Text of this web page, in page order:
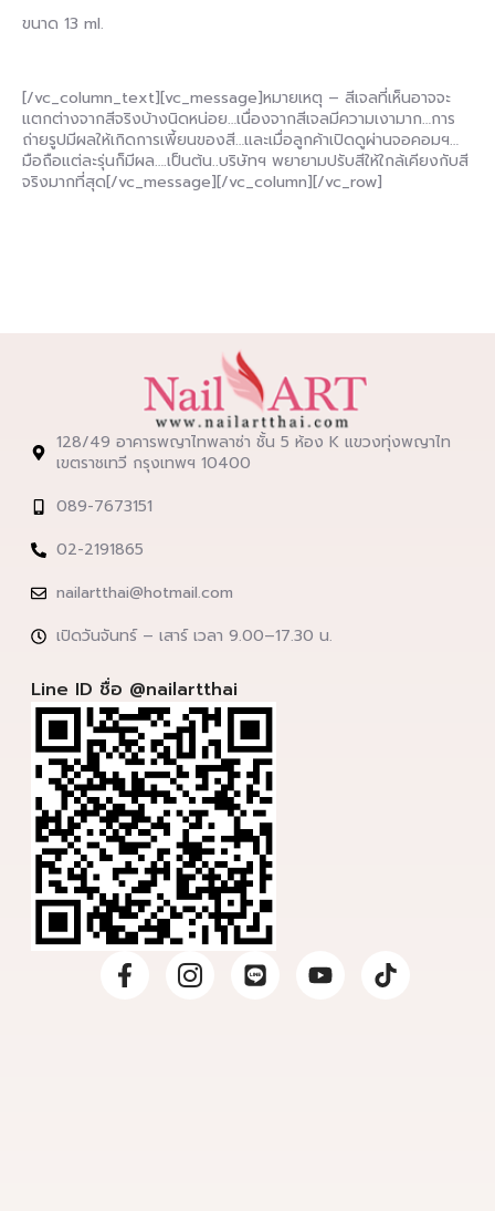
ขนาด 13 ml.
[/vc_column_text][vc_message]หมายเหตุ – สีเจลที่เห็นอาจจะ
แตกต่างจากสีจริงบ้างนิดหน่อย…เนื่องจากสีเจลมีความเงามาก…การ
ถ่ายรูปมีผลให้เกิดการเพี้ยนของสี…และเมื่อลูกค้าเปิดดูผ่านจอคอมฯ…
มือถือแต่ละรุ่นก็มีผล….เป็นต้น..บริษัทฯ พยายามปรับสีให้ใกล้เคียงกับสี
จริงมากที่สุด[/vc_message][/vc_column][/vc_row]
128/49 อาคารพญาไทพลาซ่า ชั้น 5 ห้อง K แขวงทุ่งพญาไท
เขตราชเทวี กรุงเทพฯ 10400
089-7673151
02-2191865
nailartthai@hotmail.com
เปิดวันจันทร์ – เสาร์ เวลา 9.00–17.30 น.
Line ID ชื่อ @nailartthai